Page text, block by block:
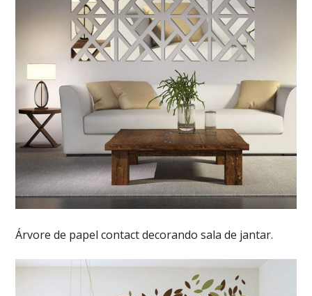
Árvore de papel contact decorando sala de jantar.